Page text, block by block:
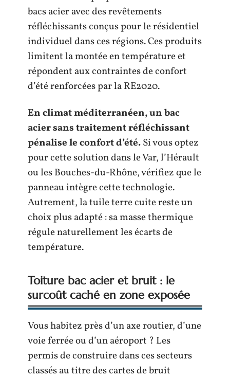
bacs acier avec des revêtements
réfléchissants conçus pour le résidentiel
individuel dans ces régions. Ces produits
limitent la montée en température et
répondent aux contraintes de confort
d’été renforcées par la RE2020.
En climat méditerranéen, un bac
acier sans traitement réfléchissant
pénalise le confort d’été.Si vous optez
pour cette solution dans le Var, l’Hérault
ou les Bouches-du-Rhône, vérifiez que le
panneau intègre cette technologie.
Autrement, la tuile terre cuite reste un
choix plus adapté : sa masse thermique
régule naturellement les écarts de
température.
Toiture bac acier et bruit : le
surcoût caché en zone exposée
Vous habitez près d’un axe routier, d’une
voie ferrée ou d’un aéroport ? Les
permis de construire dans ces secteurs
classés au titre des cartes de bruit